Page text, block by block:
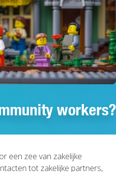
workers?
een zee van zakelijke
tot zakelijke partners,